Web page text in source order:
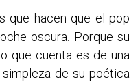
que hacen que el pop
oscura. Porque su
que cuenta es de una
de su poética